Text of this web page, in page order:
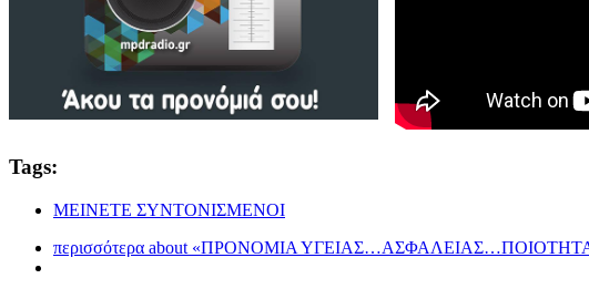
Tags:
ΜΕΙΝΕΤΕ ΣΥΝΤΟΝΙΣΜΕΝΟΙ
περισσότερα about «ΠΡΟΝΟΜΙΑ